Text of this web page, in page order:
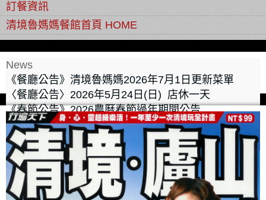
訂餐資訊
清境魯媽媽餐館首頁 HOME
News
《餐廳公告》清境魯媽媽2026年7月1日更新菜單
〈餐廳公告〉2026年5月24日(日) 店休一天
《春節公告》2026農曆春節過年期間公告